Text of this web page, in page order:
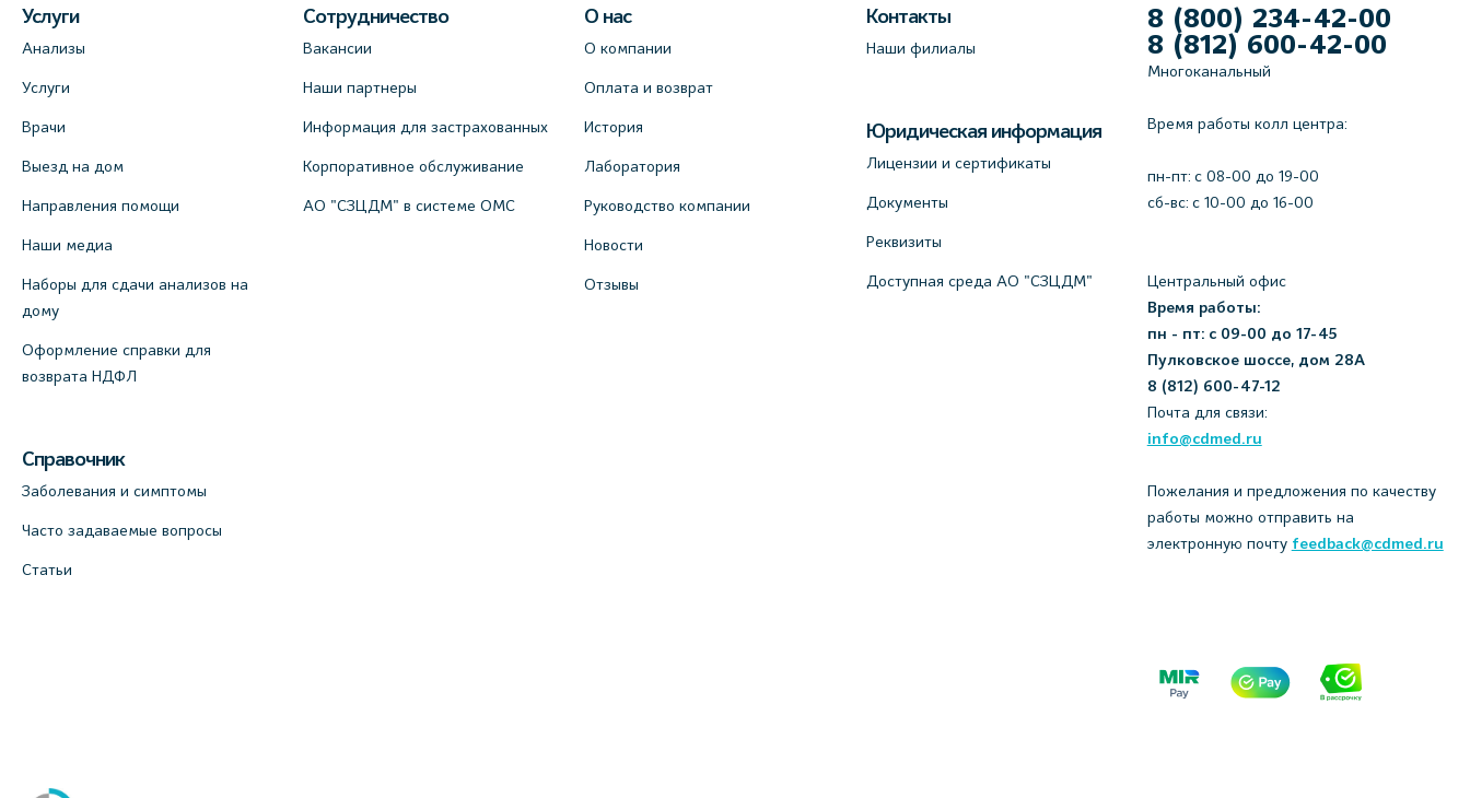
Услуги
Анализы
Услуги
Врачи
Выезд на дом
Направления помощи
Наши медиа
Наборы для сдачи анализов на
дому
Оформление справки для
возврата НДФЛ
Справочник
Заболевания и симптомы
Часто задаваемые вопросы
Статьи
Сотрудничество
Вакансии
Наши партнеры
Информация для застрахованных
Корпоративное обслуживание
АО "СЗЦДМ" в системе ОМС
О нас
О компании
Оплата и возврат
История
Лаборатория
Руководство компании
Новости
Отзывы
Контакты
Наши филиалы
Юридическая информация
Лицензии и сертификаты
Документы
Реквизиты
Доступная среда АО "СЗЦДМ"
8 (800) 234-42-00
8 (812) 600-42-00
Многоканальный
Время работы колл центра:
пн-пт: c 08-00 до 19-00
сб-вс: с 10-00 до 16-00
Центральный офис
Время работы:
пн - пт: с 09-00 до 17-45
Пулковское шоссе, дом 28А
8 (812) 600-47-12
Почта для связи:
info@cdmed.ru
Пожелания и предложения по качеству
работы можно отправить на
электронную почту feedback@cdmed.ru